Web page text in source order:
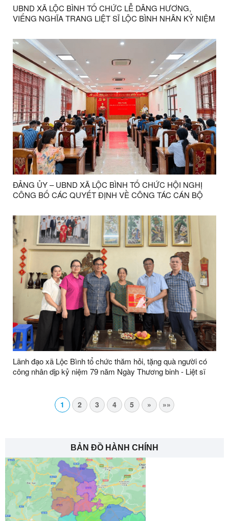
UBND XÃ LỘC BÌNH TỔ CHỨC LỄ DÂNG HƯƠNG,
VIẾNG NGHĨA TRANG LIỆT SĨ LỘC BÌNH NHÂN KỶ NIỆM
ĐẢNG ỦY – UBND XÃ LỘC BÌNH TỔ CHỨC HỘI NGHỊ
CÔNG BỐ CÁC QUYẾT ĐỊNH VỀ CÔNG TÁC CÁN BỘ
Lãnh đạo xã Lộc Bình tổ chức thăm hỏi, tặng quà người có
công nhân dịp kỷ niệm 79 năm Ngày Thương binh - Liệt sĩ
1 2 3 4 5 » »»
BẢN ĐỒ HÀNH CHÍNH